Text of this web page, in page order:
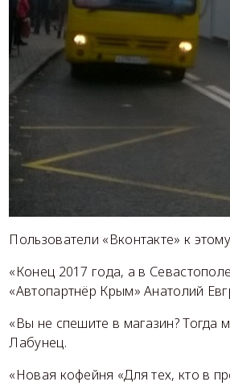
Пользователи «Вконтакте» к
«Конец 2017 года, а в
«Автопартнёр Крым» Анатолий
«Вы не спешите в магазин? Тогда
Лабунец.
«Новая кофейня «Для тех, кто в